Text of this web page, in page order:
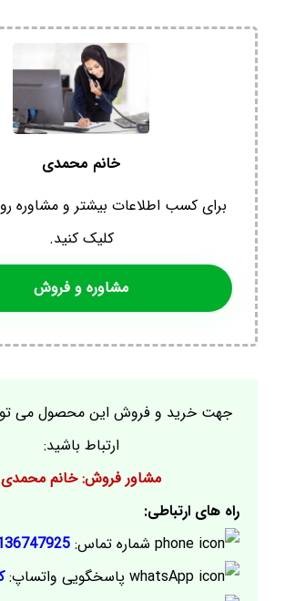
خانم محمدی
برای کسب اطلاعات بیشتر و مشاوره
کلیک کنید.
مشاوره و فروش
جهت خرید و فروش این محصول می
ارتباط باشید:
مشاور فروش: خانم محمدی
راه های ارتباطی:
شماره تماس:
پاسخگویی واتساپ: